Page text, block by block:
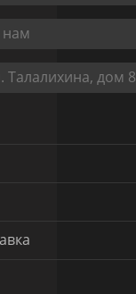
Талалихина, дом 8